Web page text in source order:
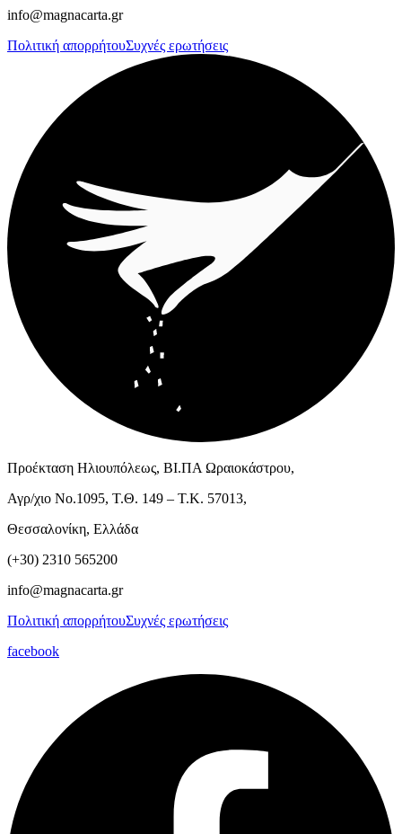
info@magnacarta.gr
Πολιτική απορρήτουΣυχνές ερωτήσεις
Προέκταση Ηλιουπόλεως, ΒΙ.ΠΑ Ωραιοκάστρου,
Αγρ/χιο Νο.1095, Τ.Θ. 149 – Τ.Κ. 57013,
Θεσσαλονίκη, Ελλάδα
(+30) 2310 565200
info@magnacarta.gr
Πολιτική απορρήτουΣυχνές ερωτήσεις
facebook